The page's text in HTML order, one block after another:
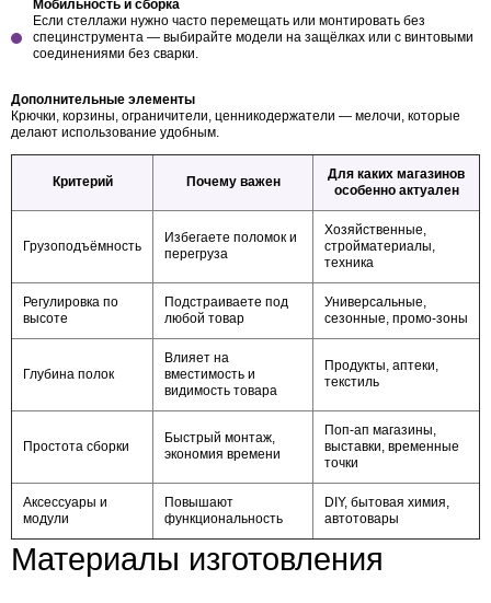
Мобильность и сборка
Если стеллажи нужно часто перемещать или монтировать без
специнструмента — выбирайте модели на защёлках или с винтовыми
соединениями без сварки.
Дополнительные элементы
Крючки, корзины, ограничители, ценникодержатели — мелочи, которые
делают использование удобным.
Критерий Почему важен
Для каких магазинов
особенно актуален
Грузоподъёмность
Избегаете поломок и
перегруза
Хозяйственные,
стройматериалы,
техника
Регулировка по
высоте
Подстраиваете под
любой товар
Универсальные,
сезонные, промо-зоны
Глубина полок
Влияет на
вместимость и
видимость товара
Продукты, аптеки,
текстиль
Простота сборки
Быстрый монтаж,
экономия времени
Поп-ап магазины,
выставки, временные
точки
Аксессуары и
модули
Повышают
функциональность
DIY, бытовая химия,
автотовары
Материалы изготовления